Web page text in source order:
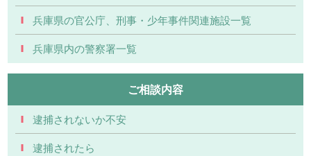
兵庫県の官公庁、刑事・少年事件関連施設一覧
兵庫県内の警察署一覧
ご相談内容
逮捕されないか不安
逮捕されたら